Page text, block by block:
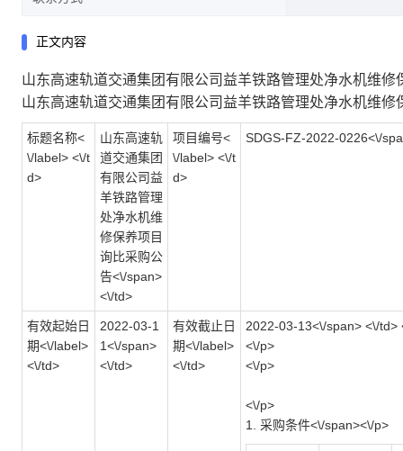
正文内容
山东高速轨道交通集团有限公司益羊铁路管理处净水机维修
山东高速轨道交通集团有限公司益羊铁路管理处净水机维修
标题名称<
\/label> <\/t
d>
山东高速轨
道交通集团
有限公司益
羊铁路管理
处净水机维
修保养项目
询比采购公
告<\/span>
<\/td>
项目编号<
\/label> <\/t
d>
SDGS-FZ-2022-0226<\/
有效起始日
期<\/label>
<\/td>
2022-03-1
1<\/span>
<\/td>
有效截止日
期<\/label>
<\/td>
2022-03-13<\/span> <\/
<\/p>
<\/p>
<\/p>
1. 采购条件<\/span><\/p>